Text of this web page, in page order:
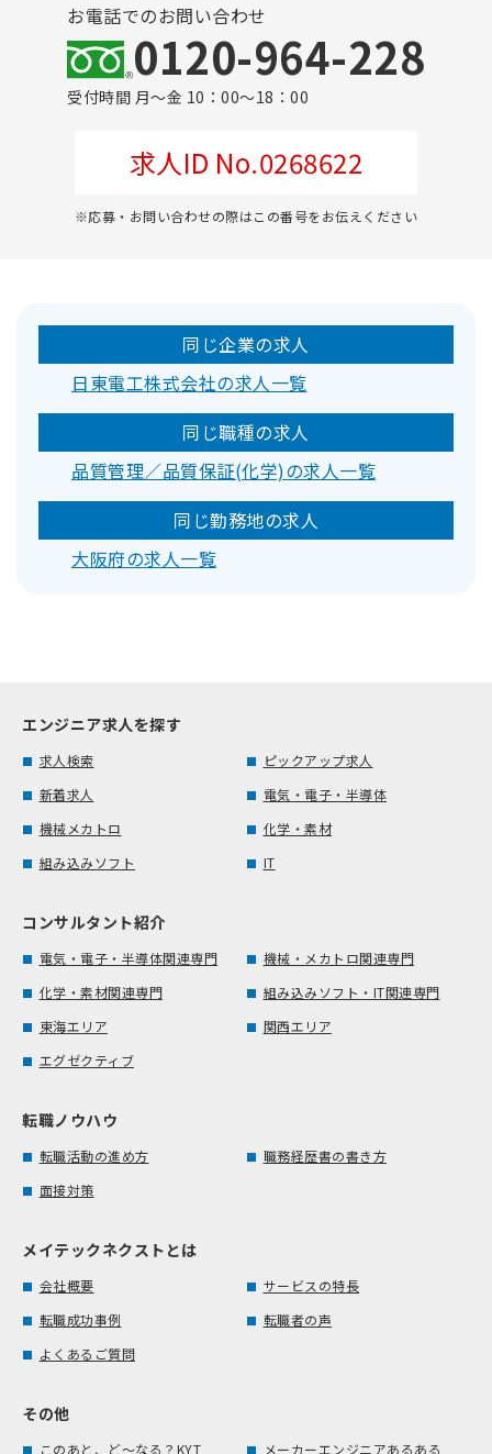
お電話でのお問い合わせ
0120-964-228
受付時間 月～金 10：00～18：00
求人ID No.0268622
※応募・お問い合わせの際はこの番号をお伝えください
同じ企業の求人
日東電工株式会社の求人一覧
同じ職種の求人
品質管理／品質保証(化学)の求人一覧
同じ勤務地の求人
大阪府の求人一覧
エンジニア求人を探す
求人検索
ピックアップ求人
新着求人
電気・電子・半導体
機械メカトロ
化学・素材
組み込みソフト
IT
コンサルタント紹介
電気・電子・半導体関連専門
機械・メカトロ関連専門
化学・素材関連専門
組み込みソフト・IT関連専門
東海エリア
関西エリア
エグゼクティブ
転職ノウハウ
転職活動の進め方
職務経歴書の書き方
面接対策
メイテックネクストとは
会社概要
サービスの特長
転職成功事例
転職者の声
よくあるご質問
その他
このあと、ど～なる？KYT メーカーエンジニアあるある